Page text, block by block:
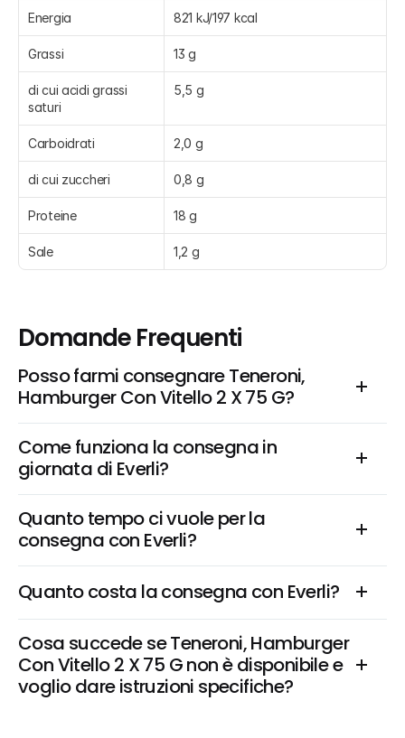
Energia 821 kJ/197 kcal
Grassi 13 g
di cui acidi grassi
saturi
5,5 g
Carboidrati 2,0 g
di cui zuccheri 0,8 g
Proteine 18 g
Sale 1,2 g
Domande Frequenti
Posso farmi consegnare Teneroni,
Hamburger Con Vitello 2 X 75 G?
Come funziona la consegna in
giornata di Everli?
Quanto tempo ci vuole per la
consegna con Everli?
Quanto costa la consegna con Everli?
Cosa succede se Teneroni, Hamburger
Con Vitello 2 X 75 G non è disponibile e
voglio dare istruzioni specifiche?